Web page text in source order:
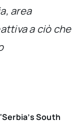
area
a ciò che
South